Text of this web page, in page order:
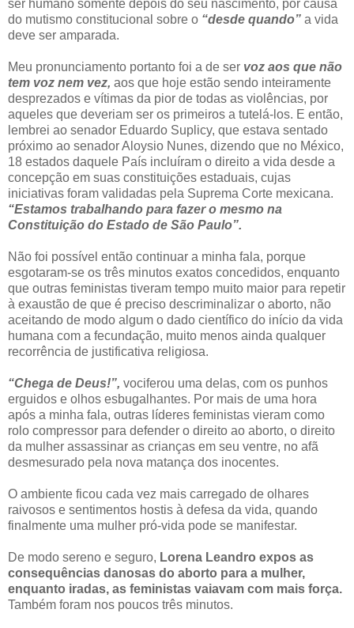
ser humano somente depois do seu nascimento, por causa
do mutismo constitucional sobre o “desde quando” a vida
deve ser amparada.
Meu pronunciamento portanto foi a de ser voz aos que não
tem voz nem vez, aos que hoje estão sendo inteiramente
desprezados e vítimas da pior de todas as violências, por
aqueles que deveriam ser os primeiros a tutelá-los. E então,
lembrei ao senador Eduardo Suplicy, que estava sentado
próximo ao senador Aloysio Nunes, dizendo que no México,
18 estados daquele País incluíram o direito a vida desde a
concepção em suas constituições estaduais, cujas
iniciativas foram validadas pela Suprema Corte mexicana.
“Estamos trabalhando para fazer o mesmo na
Constituição do Estado de São Paulo”.
Não foi possível então continuar a minha fala, porque
esgotaram-se os três minutos exatos concedidos, enquanto
que outras feministas tiveram tempo muito maior para repetir
à exaustão de que é preciso descriminalizar o aborto, não
aceitando de modo algum o dado científico do início da vida
humana com a fecundação, muito menos ainda qualquer
recorrência de justificativa religiosa.
“Chega de Deus!”, vociferou uma delas, com os punhos
erguidos e olhos esbugalhantes. Por mais de uma hora
após a minha fala, outras líderes feministas vieram como
rolo compressor para defender o direito ao aborto, o direito
da mulher assassinar as crianças em seu ventre, no afã
desmesurado pela nova matança dos inocentes.
O ambiente ficou cada vez mais carregado de olhares
raivosos e sentimentos hostis à defesa da vida, quando
finalmente uma mulher pró-vida pode se manifestar.
De modo sereno e seguro, Lorena Leandro expos as
consequências danosas do aborto para a mulher,
enquanto iradas, as feministas vaiavam com mais força.
Também foram nos poucos três minutos.